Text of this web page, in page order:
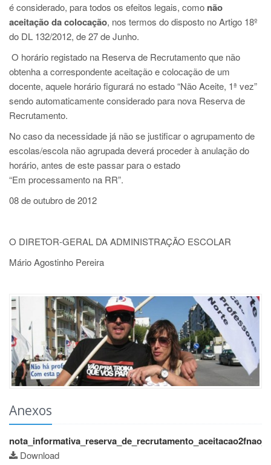
é considerado, para todos os efeitos legais, como não
aceitação da colocação, nos termos do disposto no Artigo 18º
do DL 132/2012, de 27 de Junho.
O horário registado na Reserva de Recrutamento que não
obtenha a correspondente aceitação e colocação de um
docente, aquele horário figurará no estado “Não Aceite, 1ª vez”
sendo automaticamente considerado para nova Reserva de
Recrutamento.
No caso da necessidade já não se justificar o agrupamento de
escolas/escola não agrupada deverá proceder à anulação do
horário, antes de este passar para o estado
“Em processamento na RR”.
08 de outubro de 2012
O DIRETOR-GERAL DA ADMINISTRAÇÃO ESCOLAR
Mário Agostinho Pereira
Anexos
Download